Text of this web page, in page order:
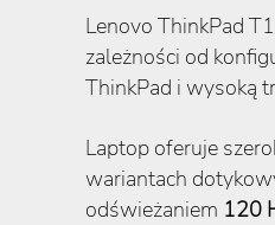
Lenovo ThinkPad
zależności od
ThinkPad i wysoką
Laptop oferuje
wariantach
odświeżaniem 120